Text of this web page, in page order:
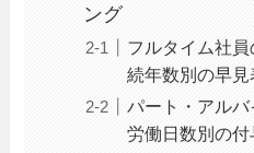
ング
フルタイム社
続年数別の早見
パート・アル
労働日数別の付